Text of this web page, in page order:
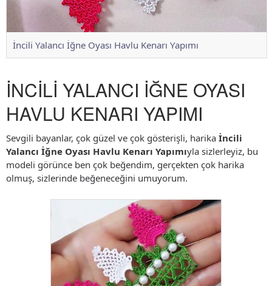
İncili Yalancı İğne Oyası Havlu Kenarı Yapımı
İNCİLİ YALANCI İĞNE OYASI
HAVLU KENARI YAPIMI
Sevgili bayanlar, çok güzel ve çok gösterişli, harika İncili
Yalancı İğne Oyası Havlu Kenarı Yapımıyla sizlerleyiz, bu
modeli görünce ben çok beğendim, gerçekten çok harika
olmuş, sizlerinde beğeneceğini umuyorum.